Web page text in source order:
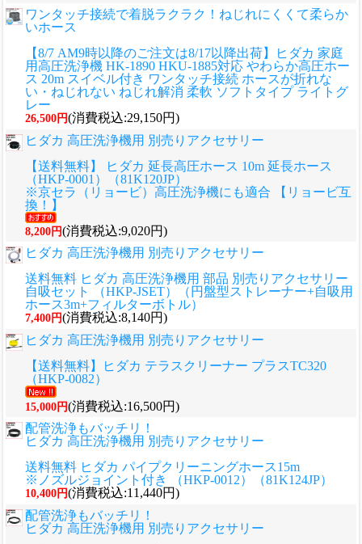
ワンタッチ接続で着脱ラクラク！ねじれにくくて柔らか
いホース
【8/7 AM9時以降のご注文は8/17以降出荷】ヒダカ 家庭
用高圧洗浄機 HK-1890 HKU-1885対応 やわらか高圧ホー
ス 20m スイベル付き ワンタッチ接続 ホースが折れな
い・ねじれない ねじれ解消 柔軟 ソフトタイプ ライトグ
レー
26,500円(消費税込:29,150円)
ヒダカ 高圧洗浄機用 別売りアクセサリー
【送料無料】 ヒダカ 延長高圧ホース 10m 延長ホース
（HKP-0001）（81K120JP）
※京セラ（リョービ）高圧洗浄機にも適合 【リョービ互
換！】
8,200円(消費税込:9,020円)
ヒダカ 高圧洗浄機用 別売りアクセサリー
送料無料 ヒダカ 高圧洗浄機用 部品 別売りアクセサリー
自吸セット （HKP-JSET）（円盤型ストレーナー+自吸用
ホース3m+フィルターボトル）
7,400円(消費税込:8,140円)
ヒダカ 高圧洗浄機用 別売りアクセサリー
【送料無料】ヒダカ テラスクリーナー プラスTC320
（HKP-0082）
15,000円(消費税込:16,500円)
配管洗浄もバッチリ！
ヒダカ 高圧洗浄機用 別売りアクセサリー
送料無料 ヒダカ パイプクリーニングホース15m
※ノズルジョイント付き （HKP-0012）（81K124JP）
10,400円(消費税込:11,440円)
配管洗浄もバッチリ！
ヒダカ 高圧洗浄機用 別売りアクセサリー